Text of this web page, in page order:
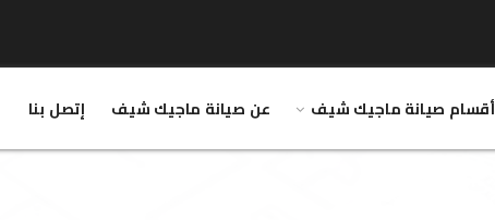
أقسام صيانة ماجيك شيف عن صيانة ماجيك شيف إتصل بنا